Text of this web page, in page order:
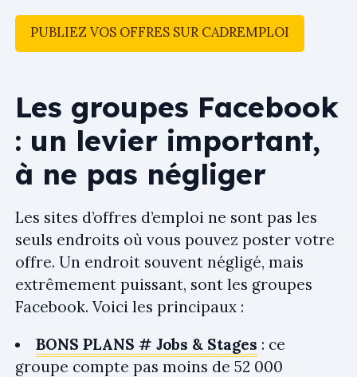
PUBLIEZ VOS OFFRES SUR CADREMPLOI
Les groupes Facebook
: un levier important,
à ne pas négliger
Les sites d’offres d’emploi ne sont pas les
seuls endroits où vous pouvez poster votre
offre. Un endroit souvent négligé, mais
extrêmement puissant, sont les groupes
Facebook. Voici les principaux :
BONS PLANS # Jobs & Stages : ce
groupe compte pas moins de 52 000